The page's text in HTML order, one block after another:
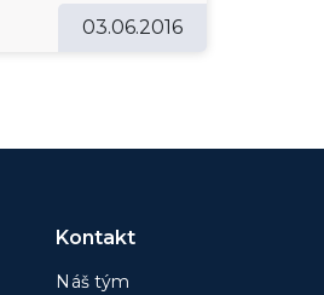
03.06.2016
Kontakt
Náš tým